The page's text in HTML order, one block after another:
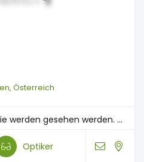
Österreich
werden gesehen werden. ...
Optiker